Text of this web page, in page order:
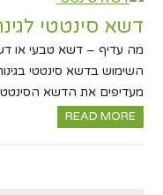
דשא סינטטי
מה עדיף – דשא טבעי או
השימוש בדשא סינטטי
מעדיפים את הדשא
READ MORE